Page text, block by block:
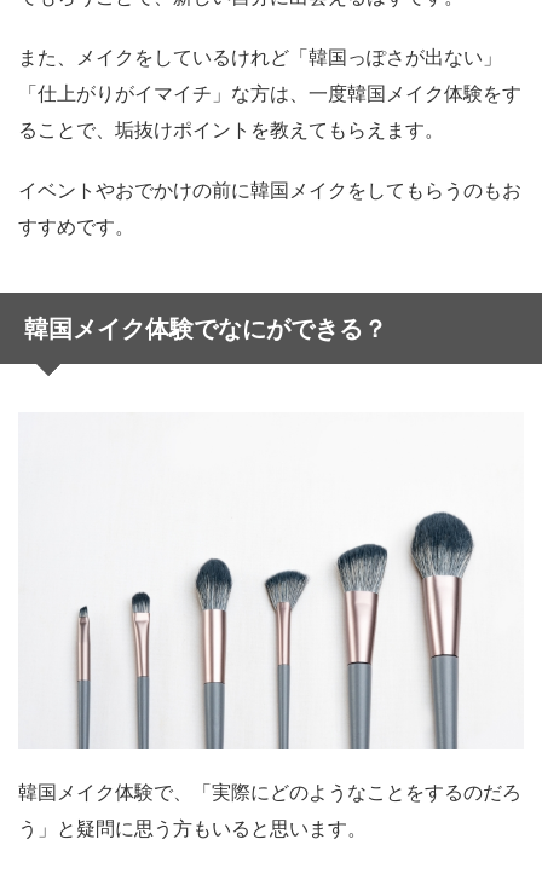
また、メイクをしているけれど「韓国っぽさが出ない」
「仕上がりがイマイチ」な方は、一度韓国メイク体験をす
ることで、垢抜けポイントを教えてもらえます。
イベントやおでかけの前に韓国メイクをしてもらうのもお
すすめです。
韓国メイク体験でなにができる？
韓国メイク体験で、「実際にどのようなことをするのだろ
う」と疑問に思う方もいると思います。